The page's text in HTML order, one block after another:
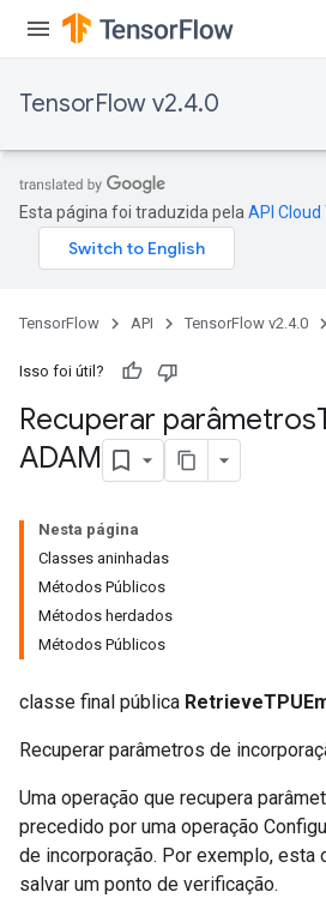
TensorFlow v2.4.0
Esta página foi traduzida pela API
TensorFlow API TensorFlow v2.4.0
Isso foi útil?
Recuperar parâmetros
ADAM
Nesta página
Classes aninhadas
Métodos Públicos
Métodos herdados
Métodos Públicos
classe final pública
Recuperar parâmetros de
Uma operação que recupera
precedido por uma operação
de incorporação. Por exemplo, esta
salvar um ponto de verificação.